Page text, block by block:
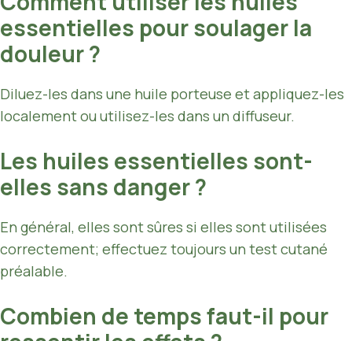
essentielles pour soulager la
douleur ?
Diluez-les dans une huile porteuse et appliquez-les
localement ou utilisez-les dans un diffuseur.
Les huiles essentielles sont-
elles sans danger ?
En général, elles sont sûres si elles sont utilisées
correctement; effectuez toujours un test cutané
préalable.
Combien de temps faut-il pour